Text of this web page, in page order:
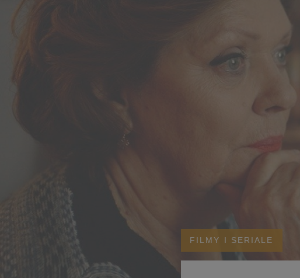
FILMY I SERIALE